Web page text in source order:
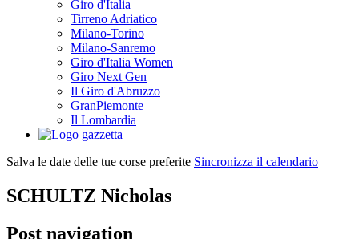
Giro d'Italia
Tirreno Adriatico
Milano-Torino
Milano-Sanremo
Giro d'Italia Women
Giro Next Gen
Il Giro d'Abruzzo
GranPiemonte
Il Lombardia
Salva le date delle tue corse preferite Sincronizza il calendario
SCHULTZ Nicholas
Post navigation